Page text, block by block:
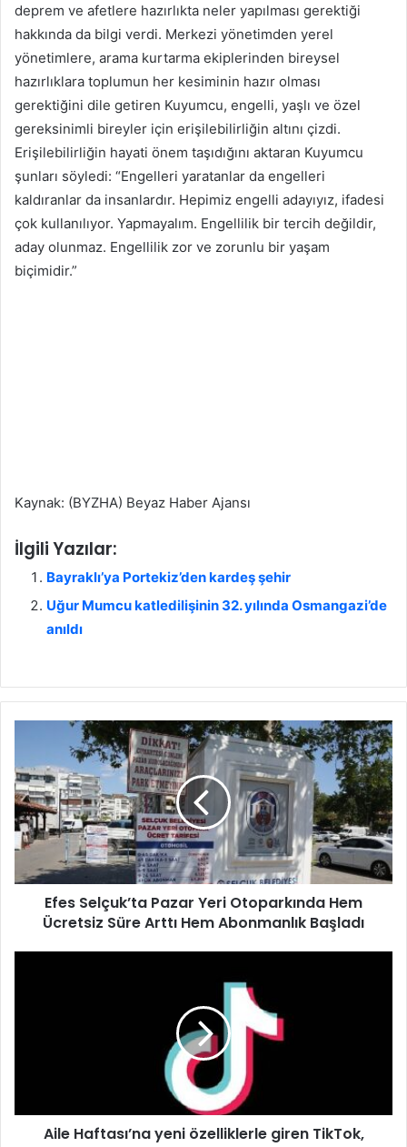
deprem ve afetlere hazırlıkta neler yapılması gerektiği
hakkında da bilgi verdi. Merkezi yönetimden yerel
yönetimlere, arama kurtarma ekiplerinden bireysel
hazırlıklara toplumun her kesiminin hazır olması
gerektiğini dile getiren Kuyumcu, engelli, yaşlı ve özel
gereksinimli bireyler için erişilebilirliğin altını çizdi.
Erişilebilirliğin hayati önem taşıdığını aktaran Kuyumcu
şunları söyledi: “Engelleri yaratanlar da engelleri
kaldıranlar da insanlardır. Hepimiz engelli adayıyız, ifadesi
çok kullanılıyor. Yapmayalım. Engellilik bir tercih değildir,
aday olunmaz. Engellilik zor ve zorunlu bir yaşam
biçimidir.”
Kaynak: (BYZHA) Beyaz Haber Ajansı
İlgili Yazılar:
Bayraklı’ya Portekiz’den kardeş şehir
Uğur Mumcu katledilişinin 32. yılında Osmangazi’de
anıldı
e
s
S
e
u
Efes Selçuk’ta Pazar Yeri Otoparkında Hem
Ücretsiz Süre Arttı Hem Abonmanlık Başladı
a
Aile Haftası’na yeni özelliklerle giren TikTok,